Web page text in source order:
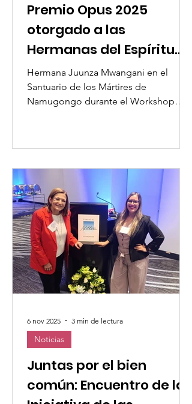
Premio Opus 2025
otorgado a las
Hermanas del Espíritu
Santo
Hermana Juunza Mwangani en el
Santuario de los Mártires de
Namugongo durante el Workshop
año, un reconocido galardón
humanitario internacional, por su
compromiso innovador y
transformador con las comunidades
vulnerables en Zambia. El premio,
valorado en 1 millón de dólares,
reconoce iniciativas inspiradas en la fe
que generan un cambio
Juntas por el bien
común: Encuentro de la
Noticias
6 nov 2025 3 min de lectura